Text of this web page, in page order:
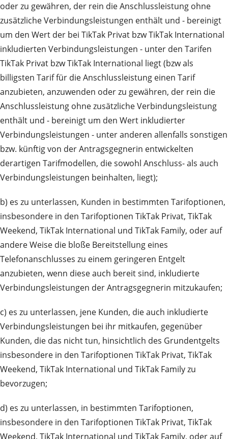
oder zu gewähren, der rein die Anschlussleistung ohne
zusätzliche Verbindungsleistungen enthält und - bereinigt
um den Wert der bei TikTak Privat bzw TikTak International
inkludierten Verbindungsleistungen - unter den Tarifen
TikTak Privat bzw TikTak International liegt (bzw als
billigsten Tarif für die Anschlussleistung einen Tarif
anzubieten, anzuwenden oder zu gewähren, der rein die
Anschlussleistung ohne zusätzliche Verbindungsleistung
enthält und - bereinigt um den Wert inkludierter
Verbindungsleistungen - unter anderen allenfalls sonstigen
bzw. künftig von der Antragsgegnerin entwickelten
derartigen Tarifmodellen, die sowohl Anschluss- als auch
Verbindungsleistungen beinhalten, liegt);
b) es zu unterlassen, Kunden in bestimmten Tarifoptionen,
insbesondere in den Tarifoptionen TikTak Privat, TikTak
Weekend, TikTak International und TikTak Family, oder auf
andere Weise die bloße Bereitstellung eines
Telefonanschlusses zu einem geringeren Entgelt
anzubieten, wenn diese auch bereit sind, inkludierte
Verbindungsleistungen der Antragsgegnerin mitzukaufen;
c) es zu unterlassen, jene Kunden, die auch inkludierte
Verbindungsleistungen bei ihr mitkaufen, gegenüber
Kunden, die das nicht tun, hinsichtlich des Grundentgelts
insbesondere in den Tarifoptionen TikTak Privat, TikTak
Weekend, TikTak International und TikTak Family zu
bevorzugen;
d) es zu unterlassen, in bestimmten Tarifoptionen,
insbesondere in den Tarifoptionen TikTak Privat, TikTak
Weekend, TikTak International und TikTak Family, oder auf